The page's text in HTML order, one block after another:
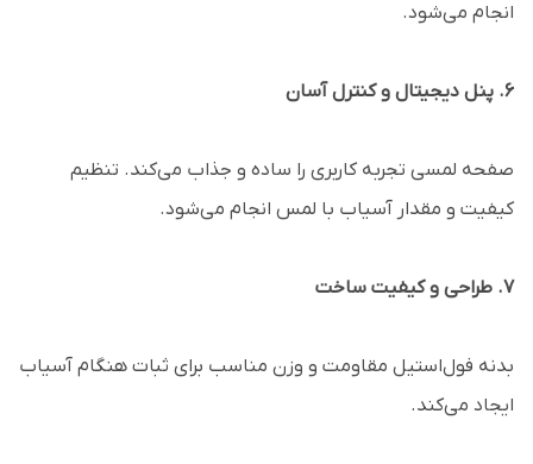
انجام می‌شود.
6. پنل دیجیتال و کنترل آسان
صفحه لمسی تجربه کاربری را ساده و جذاب می‌کند. تنظیم
کیفیت و مقدار آسیاب با لمس انجام می‌شود.
7. طراحی و کیفیت ساخت
بدنه فول‌استیل مقاومت و وزن مناسب برای ثبات هنگام آسیاب
ایجاد می‌کند.